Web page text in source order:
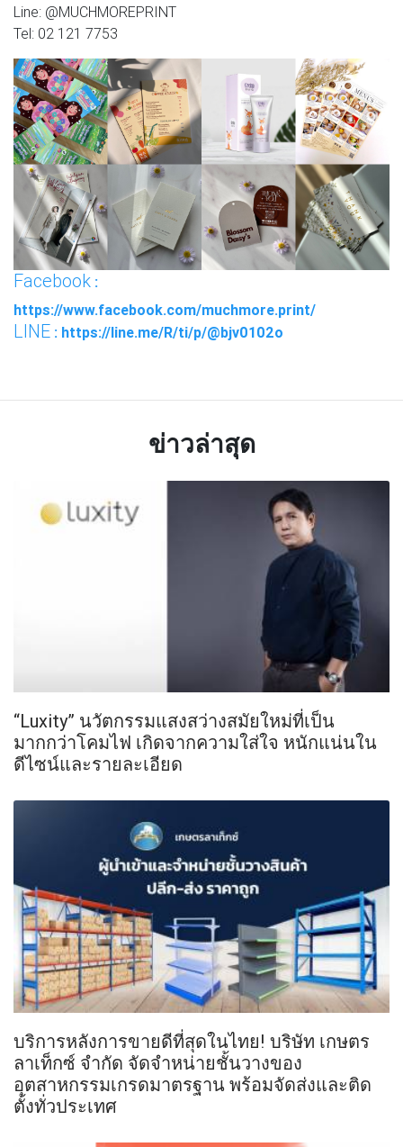
Line: @MUCHMOREPRINT
Tel: 02 121 7753
Facebook :
https://www.facebook.com/muchmore.print/
LINE : https://line.me/R/ti/p/@bjv0102o
ข่าวล่าสุด
“Luxity” ​​นวัตกรรมแสงสว่างสมัยใหม่ที่เป็น
มากกว่าโคมไฟ เกิดจากความใส่ใจ หนักแน่นใน
ดีไซน์และรายละเอียด
บริการหลังการขายดีที่สุดในไทย! บริษัท เกษตร
ลาเท็กซ์ จำกัด จัดจำหน่ายชั้นวางของ
อุตสาหกรรมเกรดมาตรฐาน พร้อมจัดส่งและติด
ตั้งทั่วประเทศ